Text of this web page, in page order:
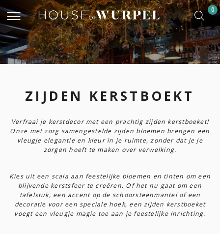
0
ZIJDEN KERSTBOEKT
Verfraai je kerstdecor met een prachtig zijden kerstboeket!
Onze met zorg samengestelde zijden bloemen brengen een
vleugje elegantie en kleur in je ruimte, zonder dat je je
zorgen hoeft te maken over verwelking.
Kies uit een scala aan feestelijke bloemen en tinten om een
blijvende kerstsfeer te creëren. Of het nu gaat om een
tafelstuk, een accent op de schoorsteenmantel of een
decoratie voor een speciale hoek, een zijden kerstboeket
voegt een vleugje magie toe aan je feestelijke inrichting.